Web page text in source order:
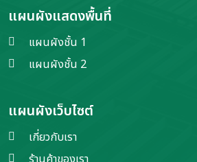
แผนผังแสดงพื้นที่
แผนผังชั้น 1
แผนผังชั้น 2
แผนผังเว็บไซต์
เกี่ยวกับเรา